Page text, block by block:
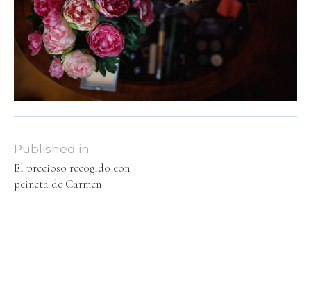
Published in
El precioso recogido con
peineta de Carmen